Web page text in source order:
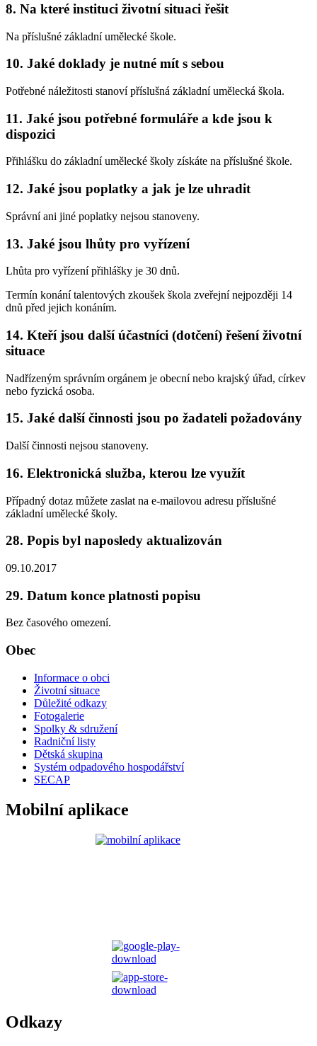
8. Na které instituci životní situaci řešit
Na příslušné základní umělecké škole.
10. Jaké doklady je nutné mít s sebou
Potřebné náležitosti stanoví příslušná základní umělecká škola.
11. Jaké jsou potřebné formuláře a kde jsou k
dispozici
Přihlášku do základní umělecké školy získáte na příslušné škole.
12. Jaké jsou poplatky a jak je lze uhradit
Správní ani jiné poplatky nejsou stanoveny.
13. Jaké jsou lhůty pro vyřízení
Lhůta pro vyřízení přihlášky je 30 dnů.
Termín konání talentových zkoušek škola zveřejní nejpozději 14
dnů před jejich konáním.
14. Kteří jsou další účastníci (dotčení) řešení životní
situace
Nadřízeným správním orgánem je obecní nebo krajský úřad, církev
nebo fyzická osoba.
15. Jaké další činnosti jsou po žadateli požadovány
Další činnosti nejsou stanoveny.
16. Elektronická služba, kterou lze využít
Případný dotaz můžete zaslat na e-mailovou adresu příslušné
základní umělecké školy.
28. Popis byl naposledy aktualizován
09.10.2017
29. Datum konce platnosti popisu
Bez časového omezení.
Obec
Informace o obci
Životní situace
Důležité odkazy
Fotogalerie
Spolky & sdružení
Radniční listy
Dětská skupina
Systém odpadového hospodářství
SECAP
Mobilní aplikace
Odkazy